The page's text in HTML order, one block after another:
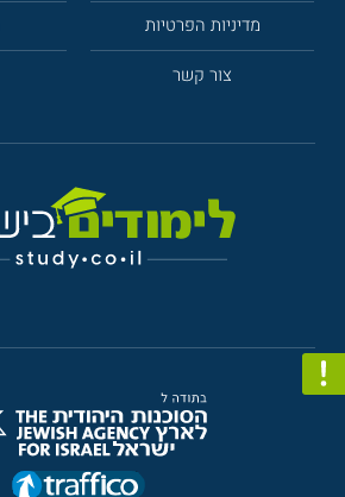
מדיניות הפרטיות
צור קשר